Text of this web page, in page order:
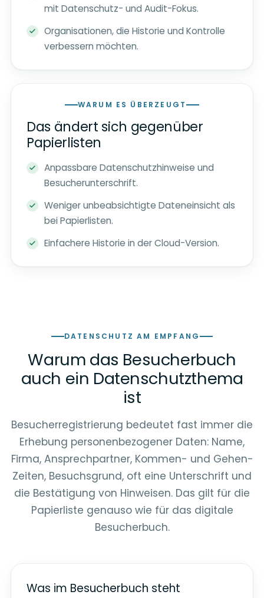
mit Datenschutz- und Audit-Fokus.
Organisationen, die Historie und Kontrolle
verbessern möchten.
WARUM ES ÜBERZEUGT
Das ändert sich gegenüber
Papierlisten
Anpassbare Datenschutzhinweise und
Besucherunterschrift.
Weniger unbeabsichtigte Dateneinsicht als
bei Papierlisten.
Einfachere Historie in der Cloud-Version.
DATENSCHUTZ AM EMPFANG
Warum das Besucherbuch
auch ein Datenschutzthema
ist
Besucherregistrierung bedeutet fast immer die
Erhebung personenbezogener Daten: Name,
Firma, Ansprechpartner, Kommen- und Gehen-
Zeiten, Besuchsgrund, oft eine Unterschrift und
die Bestätigung von Hinweisen. Das gilt für die
Papierliste genauso wie für das digitale
Besucherbuch.
Was im Besucherbuch steht